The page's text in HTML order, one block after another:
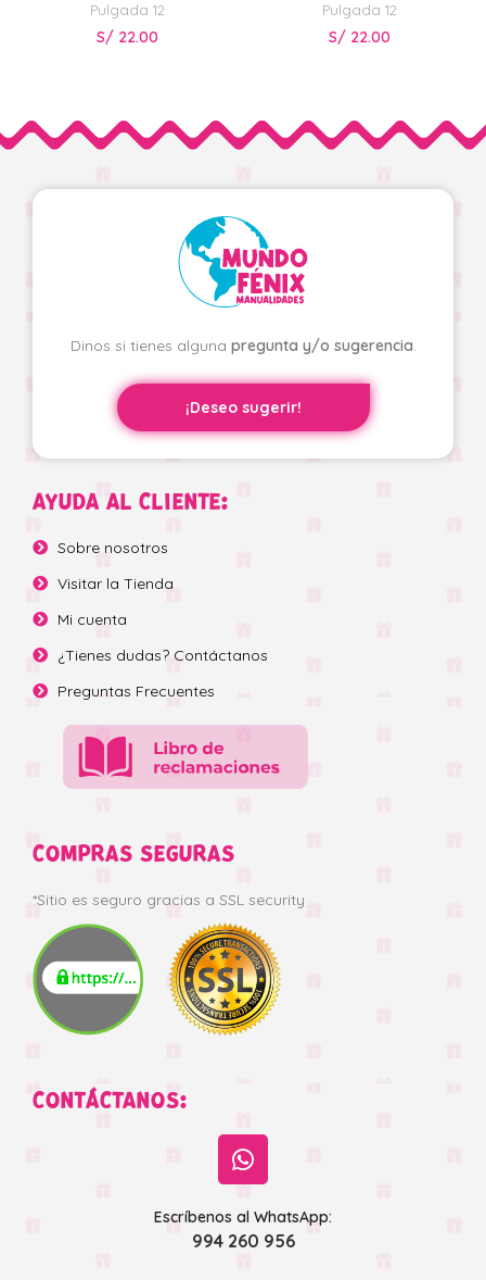
Pulgada 12
S/ 22.00
Pulgada 12
S/ 22.00
Dinos si tienes alguna pregunta y/o sugerencia.
¡Deseo sugerir!
AYUDA AL CLIENTE:
Sobre nosotros
Visitar la Tienda
Mi cuenta
¿Tienes dudas? Contáctanos
Preguntas Frecuentes
COMPRAS SEGURAS
*Sitio es seguro gracias a SSL security
CONTÁCTANOS:
Escríbenos al WhatsApp:
994 260 956